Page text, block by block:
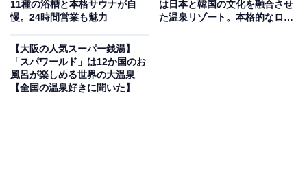
「なにわ健康ランド 湯～トピア」は24時間営業で
利用しやすい
創業100年の漢方メーカーと共同開発した「延寿湯温
泉」や、檜の香り豊かな風呂など多彩な浴槽が魅力。寝
11種の浴槽と本格サウナが自
慢。24時間営業も魅力
は日本と韓国の文化を融合させ
た温泉リゾート。本格的なロウ
【大阪の人気スーパー銭湯】
「スパワールド」は12か国のお
風呂が楽しめる世界の大温泉
【全国の温泉好きに聞いた】